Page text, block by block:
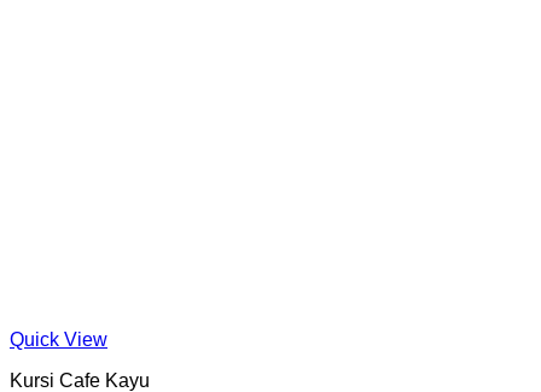
Quick View
Kursi Cafe Kayu